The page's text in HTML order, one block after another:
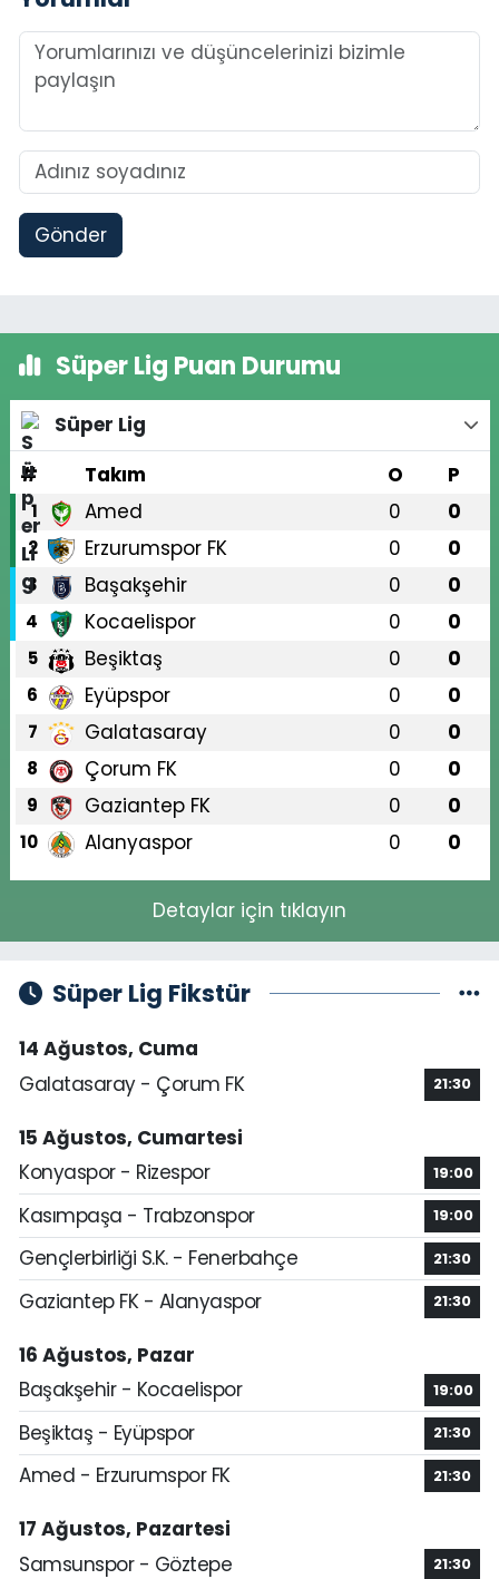
Gönder
Süper Lig Puan Durumu
Süper Lig
#
Takım O P
1 Amed 0 0
2 Erzurumspor FK 0 0
3 Başakşehir 0 0
4 Kocaelispor 0 0
5 Beşiktaş 0 0
6 Eyüpspor 0 0
7 Galatasaray 0 0
8 Çorum FK 0 0
9 Gaziantep FK 0 0
10 Alanyaspor 0 0
Detaylar için tıklayın
Süper Lig Fikstür
14 Ağustos, Cuma
Galatasaray - Çorum FK
21:30
15 Ağustos, Cumartesi
Konyaspor - Rizespor
19:00
Kasımpaşa - Trabzonspor 19:00
Gençlerbirliği S.K. - Fenerbahçe 21:30
Gaziantep FK - Alanyaspor 21:30
16 Ağustos, Pazar
Başakşehir - Kocaelispor
19:00
Beşiktaş - Eyüpspor 21:30
Amed - Erzurumspor FK 21:30
17 Ağustos, Pazartesi
Samsunspor - Göztepe
21:30